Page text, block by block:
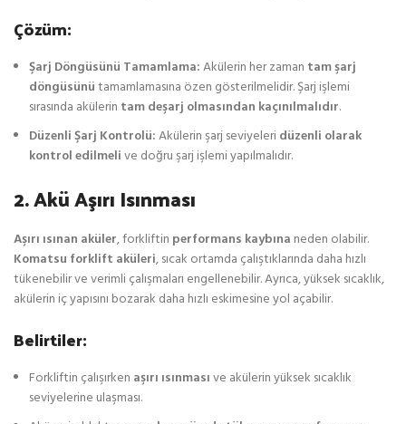
Çözüm:
Şarj Döngüsünü Tamamlama:Akülerin her zaman tam şarj
döngüsünütamamlamasına özen gösterilmelidir. Şarj işlemi
sırasında akülerin tam deşarj olmasından kaçınılmalıdır.
Düzenli Şarj Kontrolü:Akülerin şarj seviyeleridüzenli olarak
kontrol edilmelive doğru şarj işlemi yapılmalıdır.
2. Akü Aşırı Isınması
Aşırı ısınan aküler, forkliftin performans kaybına neden olabilir.
Komatsu forklift aküleri, sıcak ortamda çalıştıklarında daha hızlı
tükenebilir ve verimli çalışmaları engellenebilir. Ayrıca, yüksek sıcaklık,
akülerin iç yapısını bozarak daha hızlı eskimesine yol açabilir.
Belirtiler:
Forkliftin çalışırken aşırı ısınmasıve akülerin yüksek sıcaklık
seviyelerine ulaşması.